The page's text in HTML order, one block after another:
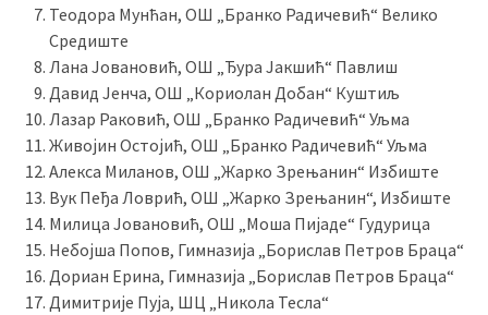
Теодора Мунћан, ОШ „Бранко Радичевић“ Велико
Средиште
Лана Јовановић, ОШ „Ђура Јакшић“ Павлиш
Давид Јенча, ОШ „Кориолан Добан“ Куштиљ
Лазар Раковић, ОШ „Бранко Радичевић“ Уљма
Живојин Остојић, ОШ „Бранко Радичевић“ Уљма
Алекса Миланов, ОШ „Жарко Зрењанин“ Избиште
Вук Пеђа Ловрић, ОШ „Жарко Зрењанин“, Избиште
Милица Јовановић, ОШ „Моша Пијаде“ Гудурица
Небојша Попов, Гимназија „Борислав Петров Браца“
Дориан Ерина, Гимназија „Борислав Петров Браца“
Димитрије Пуја, ШЦ „Никола Тесла“